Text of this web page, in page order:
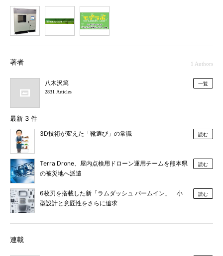
著者 1 Authors
八木沢篤
2831 Articles
一覧
最新 3 件
3D技術が変えた「靴選び」の常識 読む
Terra Drone、屋内点検用ドローン運用チームを熊本県
の被災地へ派遣
読む
6枚刃を搭載した新「ラムダッシュ パームイン」 小
型設計と意匠性をさらに追求
読む
連載